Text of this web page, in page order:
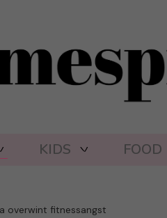
KIDS FOOD
overwint fitnessangst